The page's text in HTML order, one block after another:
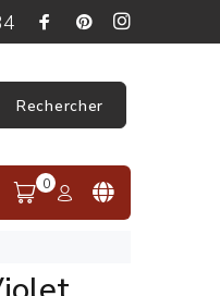
Rechercher
0